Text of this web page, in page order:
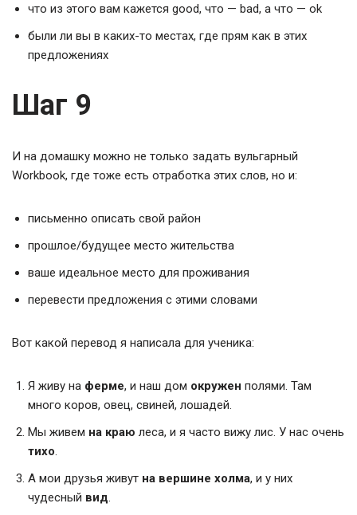
что из этого вам кажется good, что — bad, а что — ok
были ли вы в каких-то местах, где прям как в этих
предложениях
Шаг 9
И на домашку можно не только задать вульгарный
Workbook, где тоже есть отработка этих слов, но и:
письменно описать свой район
прошлое/будущее место жительства
ваше идеальное место для проживания
перевести предложения с этими словами
Вот какой перевод я написала для ученика:
Я живу на ферме, и наш дом окружен полями. Там
много коров, овец, свиней, лошадей.
Мы живем на краю леса, и я часто вижу лис. У нас очень
тихо
А мои друзья живут на вершине холма, и у них
чудесный вид